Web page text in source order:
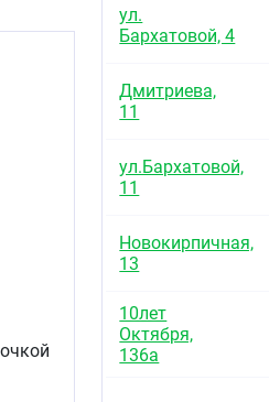
ул.
Бархатовой, 4
Дмитриева,
11
ул.Бархатовой,
11
Новокирпичная,
13
10лет
Октября,
136а